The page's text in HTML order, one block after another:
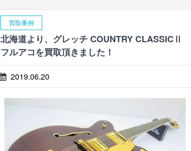
買取事例
北海道より、グレッチ COUNTRY CLASSICⅡ
フルアコを買取頂きました！
2019.06.20